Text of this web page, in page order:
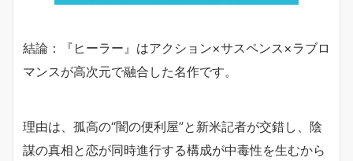
結論：『ヒーラー』はアクション×サスペンス×ラブロ
マンスが高次元で融合した名作です。
理由は、孤高の“闇の便利屋”と新米記者が交錯し、陰
謀の真相と恋が同時進行する構成が中毒性を生むから